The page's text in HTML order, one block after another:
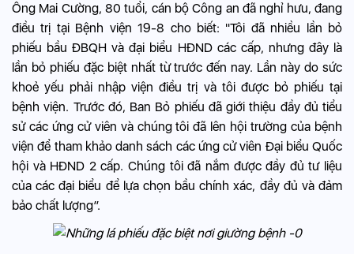
Ông Mai Cường, 80 tuổi, cán bộ Công an đã nghỉ hưu, đang
điều trị tại Bệnh viện 19-8 cho biết: "Tôi đã nhiều lần bỏ
phiếu bầu ĐBQH và đại biểu HĐND các cấp, nhưng đây là
lần bỏ phiếu đặc biệt nhất từ trước đến nay. Lần này do sức
khoẻ yếu phải nhập viện điều trị và tôi được bỏ phiếu tại
bệnh viện. Trước đó, Ban Bỏ phiếu đã giới thiệu đầy đủ tiểu
sử các ứng cử viên và chúng tôi đã lên hội trường của bệnh
viện để tham khảo danh sách các ứng cử viên Đại biểu Quốc
hội và HĐND 2 cấp. Chúng tôi đã nắm được đầy đủ tư liệu
của các đại biểu để lựa chọn bầu chính xác, đầy đủ và đảm
bảo chất lượng”.